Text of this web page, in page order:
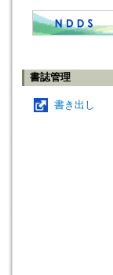
書誌管理
書き出し